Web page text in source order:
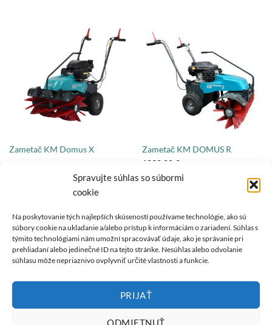
Spravujte súhlas so súbormi
cookie
Na poskytovanie tých najlepších skúseností používame technológie, ako sú
súbory cookie na ukladanie a/alebo prístup k informáciám o zariadení. Súhlas s
týmito technológiami nám umožní spracovávať údaje, ako je správanie pri
prehliadaní alebo jedinečné ID na tejto stránke. Nesúhlas alebo odvolanie
súhlasu môže nepriaznivo ovplyvniť určité vlastnosti a funkcie.
PRIJAŤ
ODMIETNUŤ
Zametač KM Domus X
Honda GCV 170 | 3,6 kW | 4,8 PS
Zametač KM DOMUS R
1838,80 €
REMARC Motor 3,5 kW | 4,76 PS
O NÁS
REMARC je synonymom kvalitných produktových inovácií so